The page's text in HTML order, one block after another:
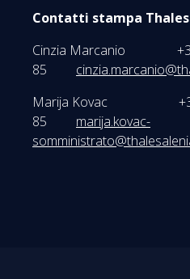
Contatti stampa Thales
Cinzia Marcanio +39
85
Marija Kovac +39
85 marija.kovac-